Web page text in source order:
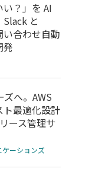
？」を AI
と
合わせ自動
発
へ。AWS
ト最適化設計
ース管理サ
ケーションズ